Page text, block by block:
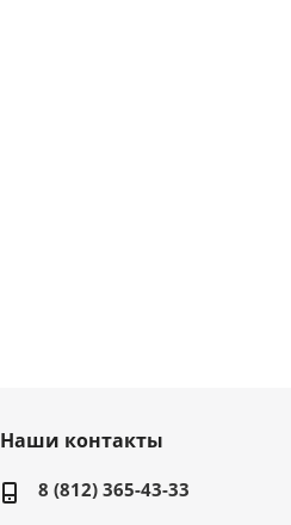
Наши контакты
8 (812) 365-43-33